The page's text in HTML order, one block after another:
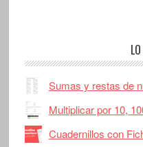
Sumas y restas de
Multiplicar por 10,
Cuadernillos con